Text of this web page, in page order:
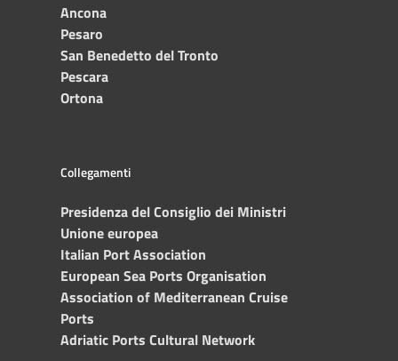
Ancona
Pesaro
San Benedetto del Tronto
Pescara
Ortona
Collegamenti
Presidenza del Consiglio dei Ministri
Unione europea
Italian Port Association
European Sea Ports Organisation
Association of Mediterranean Cruise
Ports
Adriatic Ports Cultural Network